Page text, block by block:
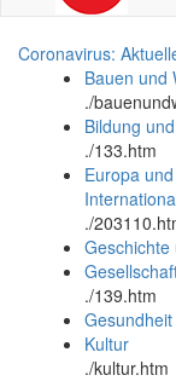
Coronavirus:
Bauen und
./
Bildung
./133.htm
Europa und
./
./139.htm
Gesundheit
Kultur
./kultur.htm